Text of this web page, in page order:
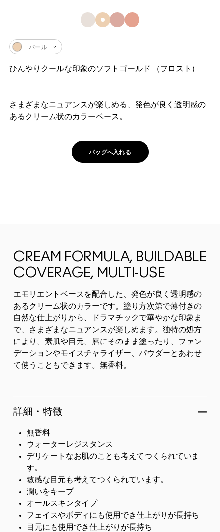
さまざまなニュアンスが楽しめる、発色が良く透明感の
あるクリーム状のカラーベース。
パール
ひんやりクールな印象のソフトゴールド （フロスト）
バッグへ入れる
CREAM FORMULA, BUILDABLE
COVERAGE, MULTI-USE
エモリエントベースを配合した、発色が良く透明感の
あるクリーム状のカラーです。塗り方次第で薄付きの
自然な仕上がりから、ドラマチックで華やかな印象ま
で、さまざまなニュアンスが楽しめます。独特の処方
により、素肌や目元、唇にそのまま塗ったり、ファン
デーションやモイスチャライザー、パウダーとあわせ
て使うこともできます。無香料。
詳細・特徴
無香料
ウォーターレジスタンス
デリケートなお肌のことも考えてつくられていま
す。
敏感な目元も考えてつくられています。
潤いをキープ
オールスキンタイプ
フェイスやボディにも使用でき仕上がりが長持ち
目元にも使用でき仕上がりが長持ち